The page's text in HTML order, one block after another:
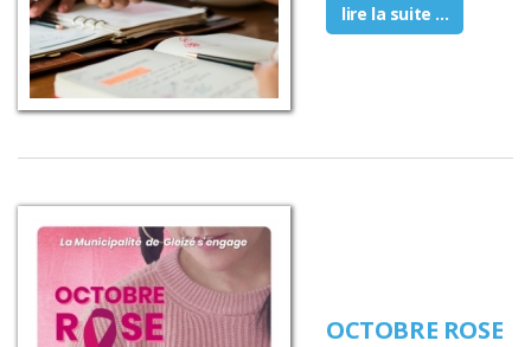
lire la suite ...
OCTOBRE ROSE